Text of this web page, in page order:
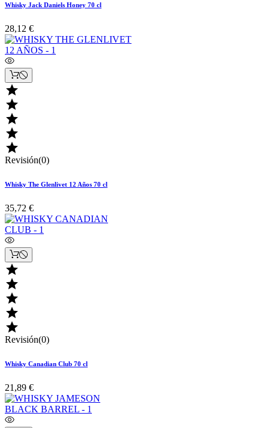
Whisky Jack Daniels Honey 70 cl
28,12 €





Revisión(0)
Whisky The Glenlivet 12 Años 70 cl
35,72 €





Revisión(0)
Whisky Canadian Club 70 cl
21,89 €